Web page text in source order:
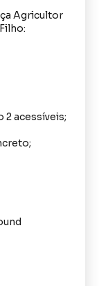
Agricultor
2 acessíveis;